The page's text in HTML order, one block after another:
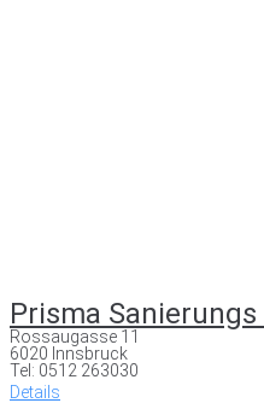
Prisma Sanierungs
Rossaugasse 11
6020 Innsbruck
Tel: 0512 263030
Details